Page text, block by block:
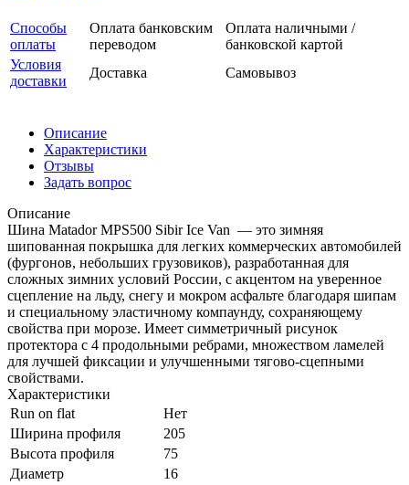
Способы
оплаты
Оплата банковским
переводом
Оплата наличными /
банковской картой
Условия
доставки
Доставка Самовывоз
Описание
Характеристики
Отзывы
Задать вопрос
Описание
Шина Matador MPS500 Sibir Ice Van — это зимняя
шипованная покрышка для легких коммерческих автомобилей
(фургонов, небольших грузовиков), разработанная для
сложных зимних условий России, с акцентом на уверенное
сцепление на льду, снегу и мокром асфальте благодаря шипам
и специальному эластичному компаунду, сохраняющему
свойства при морозе. Имеет симметричный рисунок
протектора с 4 продольными ребрами, множеством ламелей
для лучшей фиксации и улучшенными тягово-сцепными
свойствами.
Характеристики
Run on flat
Нет
Ширина профиля
205
Высота профиля
75
Диаметр
16